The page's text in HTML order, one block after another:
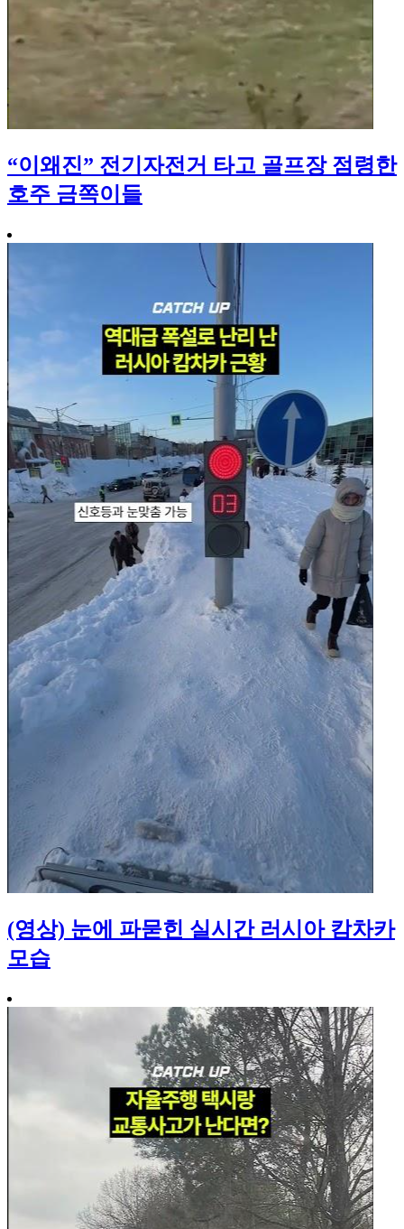
“이왜진” 전기자전거 타고 골프장 점령한
호주 금쪽이들
(영상) 눈에 파묻힌 실시간 러시아 캄차카
모습